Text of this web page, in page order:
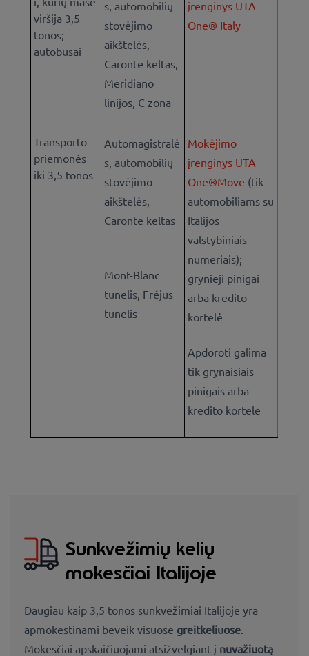
viršija 3,5
tonos;
autobusai
s, automobilių
stovėjimo
aikštelės,
Caronte keltas,
Meridiano
linijos, C zona
įrenginys UTA
One® Italy
Transporto
priemonės
iki 3,5 tonos
Automagistralė
s, automobilių
stovėjimo
aikštelės,
Caronte keltas
Mont-Blanc
tunelis, Fréjus
tunelis
Mokėjimo
įrenginys UTA
One®Move (tik
automobiliams su
Italijos
valstybiniais
numeriais);
grynieji pinigai
arba kredito
kortelė
Apdoroti galima
tik grynaisiais
pinigais arba
kredito kortele
Sunkvežimių kelių
mokesčiai Italijoje
Daugiau kaip 3,5 tonos sunkvežimiai Italijoje yra
apmokestinami beveik visuose greitkeliuose
Mokesčiai apskaičiuojami atsižvelgiant į nuvažiuotą